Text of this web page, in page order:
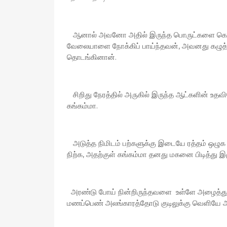
ஆனால் அவனோ அதில் இருந்த பொருட்களை
வேலையாளை நோக்கிப் பாய்ந்தவன், அவனது
தொடங்கினான்.
சிறிது நேரத்தில் அருகில் இருந்த ஆட்களின்
கங்கம்மா.
அடுத்த நிமிடம் பற்களுக்கு இடையே ரத்தம்
நிற்க, அதற்குள் கங்கம்மா தனது மகனை
அரண்டு போய் நின்றிருந்தவளை உள்ளே
மணப்பெண் அலங்காரத்தோடு குடிலுக்கு